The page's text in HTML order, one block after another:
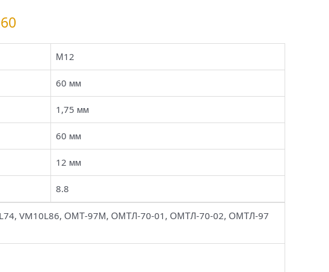
М12
60 мм
1,75 мм
60 мм
12 мм
8.8
VM10L86, ОМТ-97М, ОМТЛ-70-01, ОМТЛ-70-02, ОМТЛ-97